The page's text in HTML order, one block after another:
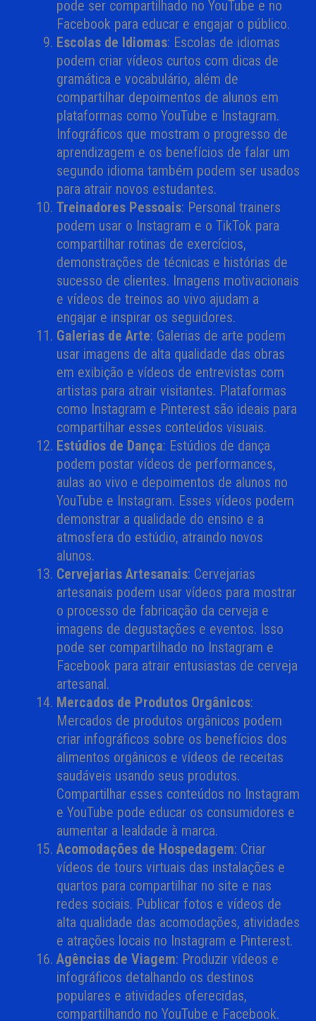
pode ser compartilhado no YouTube e no
Facebook para educar e engajar o público.
Escolas de Idiomas: Escolas de idiomas
podem criar vídeos curtos com dicas de
gramática e vocabulário, além de
compartilhar depoimentos de alunos em
plataformas como YouTube e Instagram.
Infográficos que mostram o progresso de
aprendizagem e os benefícios de falar um
segundo idioma também podem ser usados
para atrair novos estudantes.
Treinadores Pessoais: Personal trainers
podem usar o Instagram e o TikTok para
compartilhar rotinas de exercícios,
demonstrações de técnicas e histórias de
sucesso de clientes. Imagens motivacionais
e vídeos de treinos ao vivo ajudam a
engajar e inspirar os seguidores.
Galerias de Arte: Galerias de arte podem
usar imagens de alta qualidade das obras
em exibição e vídeos de entrevistas com
artistas para atrair visitantes. Plataformas
como Instagram e Pinterest são ideais para
compartilhar esses conteúdos visuais.
Estúdios de Dança: Estúdios de dança
podem postar vídeos de performances,
aulas ao vivo e depoimentos de alunos no
YouTube e Instagram. Esses vídeos podem
demonstrar a qualidade do ensino e a
atmosfera do estúdio, atraindo novos
alunos.
Cervejarias Artesanais: Cervejarias
artesanais podem usar vídeos para mostrar
o processo de fabricação da cerveja e
imagens de degustações e eventos. Isso
pode ser compartilhado no Instagram e
Facebook para atrair entusiastas de cerveja
artesanal.
Mercados de Produtos Orgânicos:
Mercados de produtos orgânicos podem
criar infográficos sobre os benefícios dos
alimentos orgânicos e vídeos de receitas
saudáveis usando seus produtos.
Compartilhar esses conteúdos no Instagram
e YouTube pode educar os consumidores e
aumentar a lealdade à marca.
Acomodações de Hospedagem: Criar
vídeos de tours virtuais das instalações e
quartos para compartilhar no site e nas
redes sociais. Publicar fotos e vídeos de
alta qualidade das acomodações, atividades
e atrações locais no Instagram e Pinterest.
Agências de Viagem: Produzir vídeos e
infográficos detalhando os destinos
populares e atividades oferecidas,
compartilhando no YouTube e Facebook.